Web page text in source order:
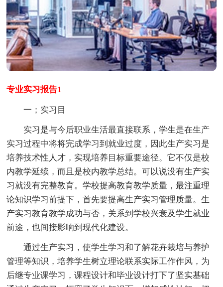
专业实习报告1
一；实习目
实习是与今后职业生活最直接联系，学生是在生产
实习过程中将将完成学习到就业过度，因此生产实习是
培养技术性人才，实现培养目标重要途径。它不仅是校
内教学延续，而且是校内教学总结。可以说没有生产实
习就没有完整教育。学校提高教育教学质量，最注重理
论知识学习前提下，首先要提高生产实习管理质量。生
产实习教育教学成功与否，关系到学校兴衰及学生就业
前途，也间接影响到现代化建设。
通过生产实习，使学生学习和了解花卉栽培与养护
管理等知识，培养学生树立理论联系实际工作作风，为
后继专业课学习，课程设计和毕业设计打下了坚实基础